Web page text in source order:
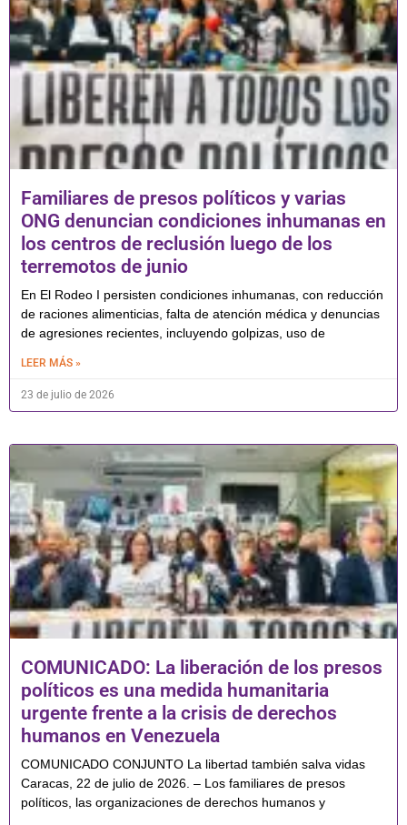
Familiares de presos políticos y varias
ONG denuncian condiciones inhumanas en
los centros de reclusión luego de los
terremotos de junio
En El Rodeo I persisten condiciones inhumanas, con reducción
de raciones alimenticias, falta de atención médica y denuncias
de agresiones recientes, incluyendo golpizas, uso de
LEER MÁS »
23 de julio de 2026
COMUNICADO: La liberación de los presos
políticos es una medida humanitaria
urgente frente a la crisis de derechos
humanos en Venezuela
COMUNICADO CONJUNTO La libertad también salva vidas
Caracas, 22 de julio de 2026. – Los familiares de presos
políticos, las organizaciones de derechos humanos y